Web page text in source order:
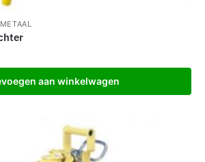
aan winkelwagen